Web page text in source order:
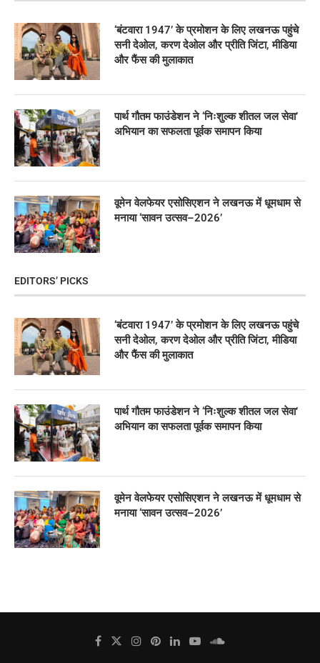
‘बंटवारा 1947’ के प्रमोशन के लिए लखनऊ पहुंचे
सनी देओल, करण देओल और प्रीति जिंटा, मीडिया
और फैंस की मुलाकात
पार्थ गौतम फाउंडेशन ने ‘निःशुल्क शीतल जल सेवा’
अभियान का सफलता पूर्वक समापन किया
वूमेन वेलफेयर एसोसिएशन ने लखनऊ में धूमधाम से
मनाया ‘सावन उत्सव–2026’
EDITORS’ PICKS
‘बंटवारा 1947’ के प्रमोशन के लिए लखनऊ पहुंचे
सनी देओल, करण देओल और प्रीति जिंटा, मीडिया
और फैंस की मुलाकात
पार्थ गौतम फाउंडेशन ने ‘निःशुल्क शीतल जल सेवा’
अभियान का सफलता पूर्वक समापन किया
वूमेन वेलफेयर एसोसिएशन ने लखनऊ में धूमधाम से
मनाया ‘सावन उत्सव–2026’